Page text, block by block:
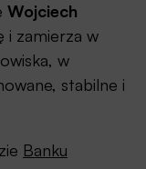
Wojciech
i zamierza w
w
stabilne i
Banku